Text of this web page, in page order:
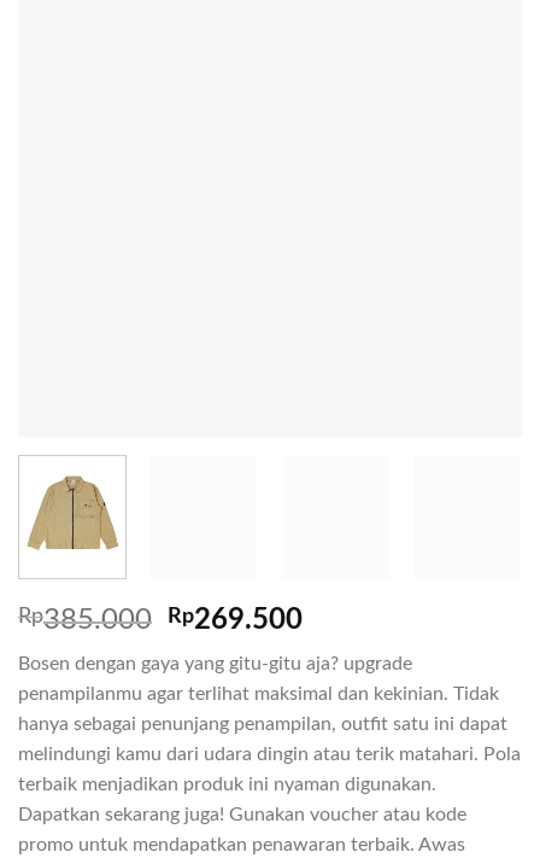
Rp385.000 Rp269.500
Bosen dengan gaya yang gitu-gitu aja? upgrade
penampilanmu agar terlihat maksimal dan kekinian. Tidak
hanya sebagai penunjang penampilan, outfit satu ini dapat
melindungi kamu dari udara dingin atau terik matahari. Pola
terbaik menjadikan produk ini nyaman digunakan.
Dapatkan sekarang juga! Gunakan voucher atau kode
promo untuk mendapatkan penawaran terbaik. Awas